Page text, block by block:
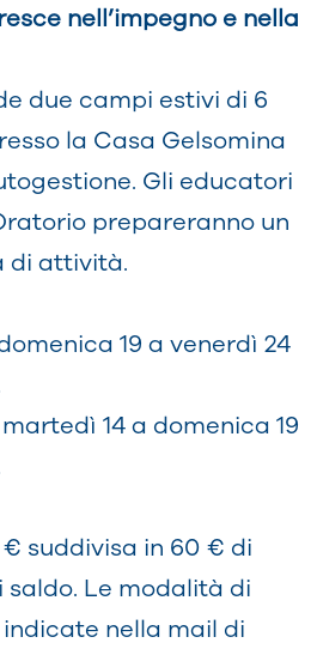
nell’impegno e nella
due campi estivi di 6
la Casa Gelsomina
Gli educatori
prepareranno un
di attività.
19 a venerdì 24
14 a domenica 19
suddivisa in 60 € di
Le modalità di
nella mail di